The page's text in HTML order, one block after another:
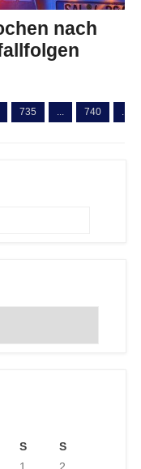
nach
735 ... 740 ...
S
S